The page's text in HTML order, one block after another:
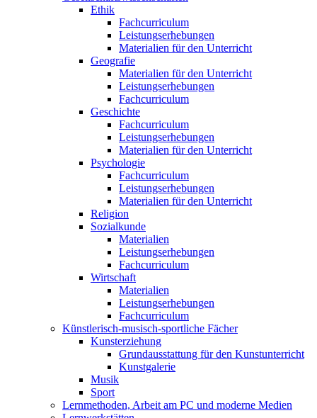
Ethik
Fachcurriculum
Leistungserhebungen
Materialien für den Unterricht
Geografie
Materialien für den Unterricht
Leistungserhebungen
Fachcurriculum
Geschichte
Fachcurriculum
Leistungserhebungen
Materialien für den Unterricht
Psychologie
Fachcurriculum
Leistungserhebungen
Materialien für den Unterricht
Religion
Sozialkunde
Materialien
Leistungserhebungen
Fachcurriculum
Wirtschaft
Materialien
Leistungserhebungen
Fachcurriculum
Künstlerisch-musisch-sportliche Fächer
Kunsterziehung
Grundausstattung für den Kunstunterricht
Kunstgalerie
Musik
Sport
Lernmethoden, Arbeit am PC und moderne Medien